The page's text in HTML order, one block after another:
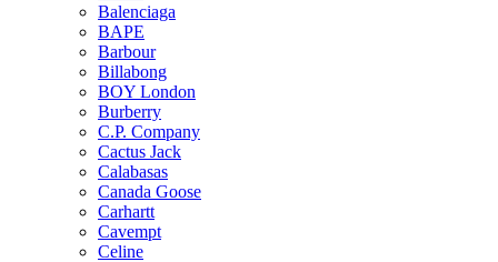
Balenciaga
BAPE
Barbour
Billabong
BOY London
Burberry
C.P. Company
Cactus Jack
Calabasas
Canada Goose
Carhartt
Cavempt
Celine